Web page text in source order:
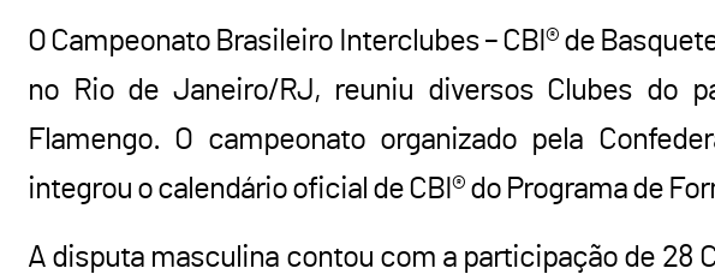
O Campeonato Brasileiro Interclubes – CBI® de
no Rio de Janeiro/RJ, reuniu diversos Clubes do
Flamengo. O campeonato organizado pela
integrou o calendário oficial de CBI® do Programa de
A disputa masculina contou com a participação de 28